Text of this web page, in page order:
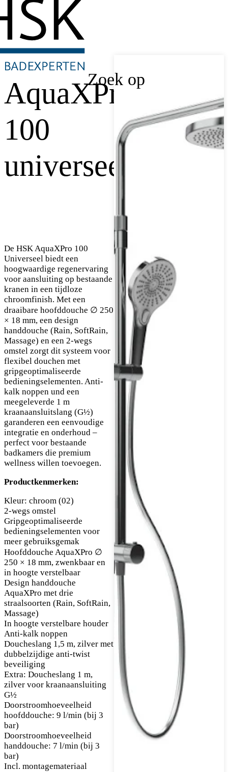
Zoek op
AquaXPro
100
universeel
De HSK AquaXPro 100
Universeel biedt een
hoogwaardige regenervaring
voor aansluiting op bestaande
kranen in een tijdloze
chroomfinish. Met een
draaibare hoofddouche ∅ 250
× 18 mm, een design
handdouche (Rain, SoftRain,
Massage) en een 2-wegs
omstel zorgt dit systeem voor
flexibel douchen met
gripgeoptimaliseerde
bedieningselementen. Anti-
kalk noppen und een
meegeleverde 1 m
kraanaansluitslang (G½)
garanderen een eenvoudige
integratie en onderhoud –
perfect voor bestaande
badkamers die premium
wellness willen toevoegen.
Productkenmerken:
Kleur: chroom (02)
2-wegs omstel
Gripgeoptimaliseerde
bedieningselementen voor
meer gebruiksgemak
Hoofddouche AquaXPro ∅
250 × 18 mm, zwenkbaar en
in hoogte verstelbaar
Design handdouche
AquaXPro met drie
straalsoorten (Rain, SoftRain,
Massage)
In hoogte verstelbare houder
Anti-kalk noppen
Doucheslang 1,5 m, zilver met
dubbelzijdige anti-twist
beveiliging
Extra: Doucheslang 1 m,
zilver voor kraanaansluiting
G½
Doorstroomhoeveelheid
hoofddouche: 9 l/min (bij 3
bar)
Doorstroomhoeveelheid
handdouche: 7 l/min (bij 3
bar)
Incl. montagemateriaal